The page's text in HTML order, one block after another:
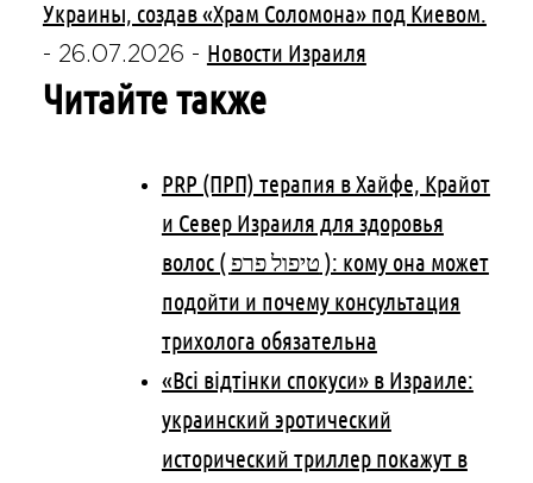
Украины, создав «Храм Соломона» под Киевом.
- 26.07.2026 - Новости Израиля
Читайте также
PRP (ПРП) терапия в Хайфе, Крайот
и Север Израиля для здоровья
волос ( טיפול פרפ ): кому она может
подойти и почему консультация
трихолога обязательна
«Всі відтінки спокуси» в Израиле:
украинский эротический
исторический триллер покажут в